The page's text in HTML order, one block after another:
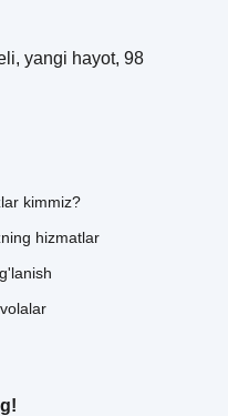
yangi hayot, 98
kimmiz?
hizmatlar